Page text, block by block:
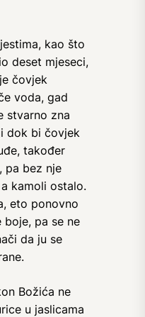
kao što
deset mjeseci,
čovjek
voda, gad
stvarno zna
dok bi čovjek
također
pa bez nje
kamoli ostalo.
eto ponovno
pa se ne
da ju se
Božića ne
u jaslicama